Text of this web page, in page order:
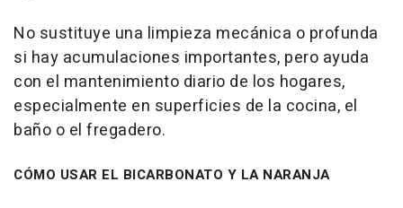
No sustituye una limpieza mecánica o profunda
si hay acumulaciones importantes, pero ayuda
con el mantenimiento diario de los hogares,
especialmente en superficies de la cocina, el
baño o el fregadero.
CÓMO USAR EL BICARBONATO Y LA NARANJA